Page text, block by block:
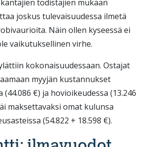
todistajien mukaan
joskus tulevaisuudessa ilmetä
Näin ollen kyseessä ei
vaikutuksellinen virhe.
kokonaisuudessaan. Ostajat
myyjän kustannukset
(44.086 €) ja hovioikeudessa (13.246
maksettavaksi omat kulunsa
(54.822 + 18.598 €).